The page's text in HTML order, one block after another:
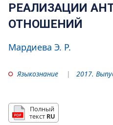
РЕАЛИЗАЦИИ
ОТНОШЕНИЙ
Мардиева Э. Р.
Языкознание 2017.
Полный
текст RU